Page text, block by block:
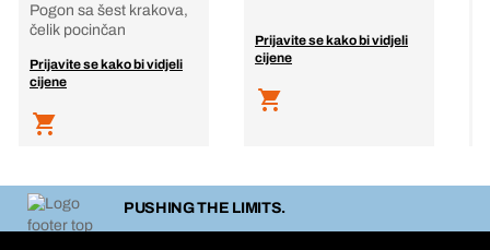
Pogon sa šest krakova,
čelik pocinčan
Prijavite se kako bi vidjeli
cijene
Prijavite se kako bi vidjeli
cijene
PUSHING THE LIMITS.